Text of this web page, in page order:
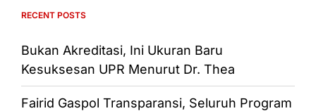
RECENT POSTS
Bukan Akreditasi, Ini Ukuran Baru
Kesuksesan UPR Menurut Dr. Thea
Fairid Gaspol Transparansi, Seluruh Program